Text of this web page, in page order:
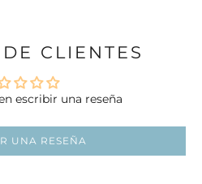
CLIENTES
escribir una reseña
UNA RESEÑA